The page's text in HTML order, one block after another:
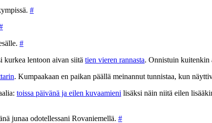
#
#
kurkea lentoon aivan siitä tien vieren rannasta. Onnistuin kuitenkin
. Kumpaakaan en paikan päällä meinannut tunnistaa, kun
toissa päivänä ja eilen kuvaamieni lisäksi näin niitä eilen
junaa odotellessani Rovaniemellä. #